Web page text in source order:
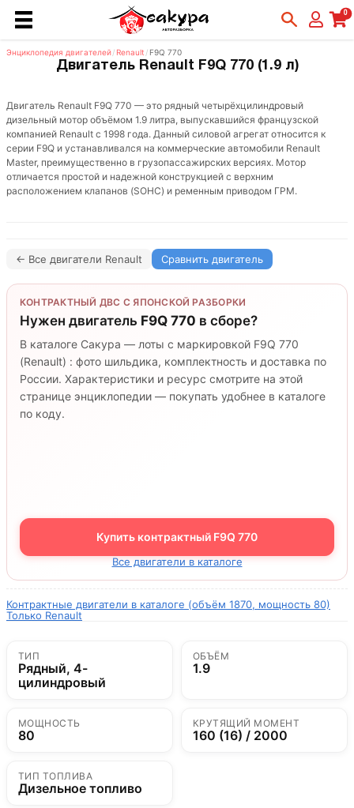
0
Энциклопедия двигателей/ Renault / F9Q 770
Двигатель Renault F9Q 770 (1.9 л)
Двигатель Renault F9Q 770 — это рядный четырёхцилиндровый
дизельный мотор объёмом 1.9 литра, выпускавшийся французской
компанией Renault с 1998 года. Данный силовой агрегат относится к
серии F9Q и устанавливался на коммерческие автомобили Renault
Master, преимущественно в грузопассажирских версиях. Мотор
отличается простой и надежной конструкцией с верхним
расположением клапанов (SOHC) и ременным приводом ГРМ.
← Все двигатели Renault Сравнить двигатель
КОНТРАКТНЫЙ ДВС С ЯПОНСКОЙ РАЗБОРКИ
Нужен двигатель F9Q 770 в сборе?
В каталоге Сакура — лоты с маркировкой F9Q 770
(Renault) : фото шильдика, комплектность и доставка по
России. Характеристики и ресурс смотрите на этой
странице энциклопедии — покупать удобнее в каталоге
по коду.
Купить контрактный F9Q 770
Все двигатели в каталоге
Контрактные двигатели в каталоге (объём 1870, мощность 80)
Только Renault
ТИП
Рядный, 4-
цилиндровый
ОБЪЁМ
1.9
МОЩНОСТЬ
80
КРУТЯЩИЙ МОМЕНТ
160 (16) / 2000
ТИП ТОПЛИВА
Дизельное топливо